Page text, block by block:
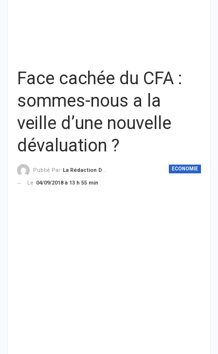
Face cachée du CFA :
sommes-nous a la
veille d’une nouvelle
dévaluation ?
ECONOMIE
Publié Par La Rédaction De THIEYSENEGAL.com
Le 04/09/2018 à 13 h 55 min